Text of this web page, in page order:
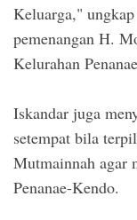
Keluarga,"
pemenangan H.
Kelurahan
Iskandar juga
setempat bila
Mutmainnah agar
Penanae-Kendo.